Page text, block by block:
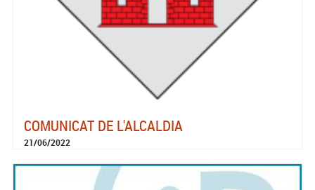
COMUNICAT DE L'ALCALDIA
21/06/2022